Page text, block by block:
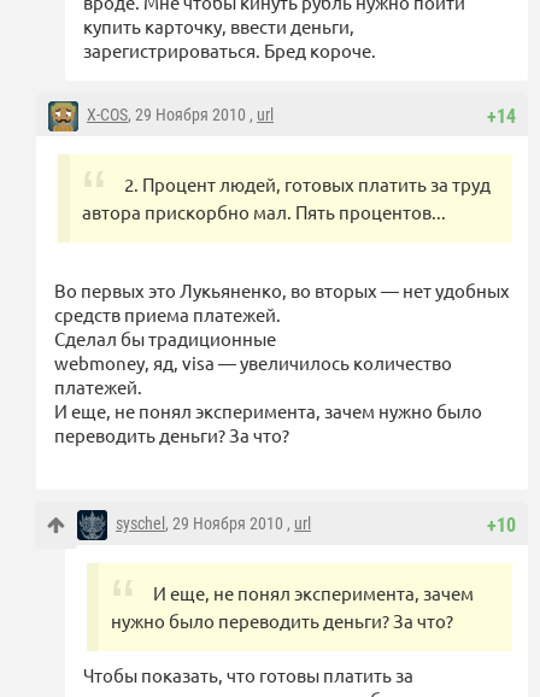
купить карточку, ввести деньги,
зарегистрироваться. Бред короче.
+14
X-COS, 29 Ноября 2010 , url
2. Процент людей, готовых платить за труд
автора прискорбно мал. Пять процентов...
Во первых это Лукьяненко, во вторых — нет удобных
средств приема платежей.
Сделал бы традиционные
webmoney, яд, visa — увеличилось количество
платежей.
И еще, не понял эксперимента, зачем нужно было
переводить деньги? За что?
+10
syschel , 29 Ноября 2010 , url
И еще, не понял эксперимента, зачем
нужно было переводить деньги? За что?
Чтобы показать, что готовы платить за